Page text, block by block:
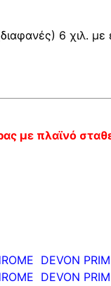
6 χιλ.
με πλαϊνό
DEVON
DEVON